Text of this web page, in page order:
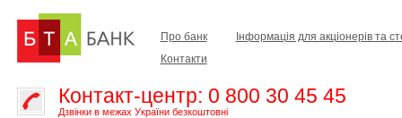
Про банк
Інформація для акціонерів та
Контакти
Контакт-центр: 0 800 30 45 45
Дзвінки в межах України безкоштовні